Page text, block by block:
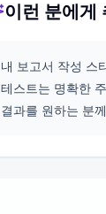
이런 분에게
내 보고서 작성 스
테스트는 명확한
결과를 원하는 분